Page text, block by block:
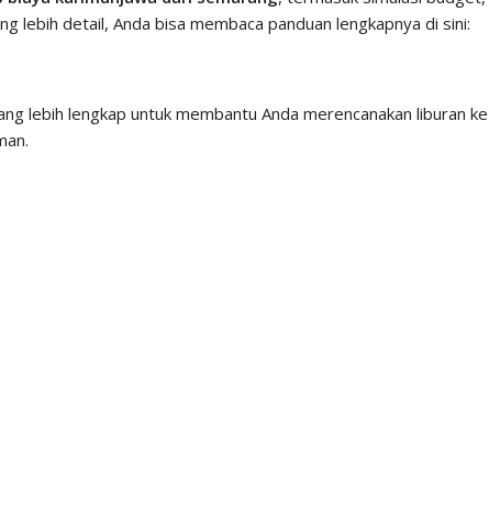
lebih detail, Anda bisa membaca panduan lengkapnya di sini:
lebih lengkap untuk membantu Anda merencanakan liburan ke